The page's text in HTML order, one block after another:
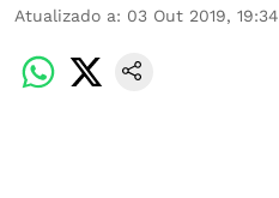
Atualizado a: 03 Out 2019, 19:34